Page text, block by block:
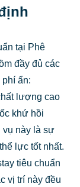
tại Phê
đầy đủ các
ẩn:
lượng cao
khứ hồi
vụ này là sự
lực tốt nhất.
tiêu chuẩn
vị trí này đều